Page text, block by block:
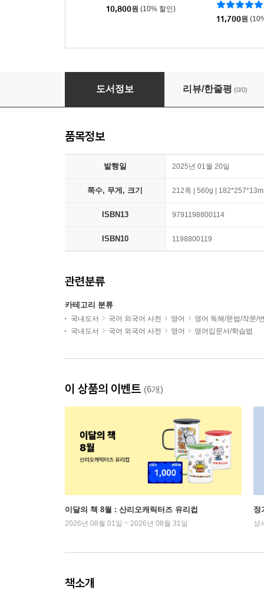
10,800원 (10% 할인)
11,700원
영순법 기초영어 STEP 2
도서정보 리뷰/한줄평 (0/0)
품목정보
발행일 2025년 01월 20일
쪽수, 무게, 크기 212쪽 | 560g |
ISBN13 9791198800114
ISBN10 1198800119
관련분류
카테고리 분류
국내도서 국어 외국어 사전 영어
영어 독해/문법/작문/
국내도서
국어 외국어 사전 영어 영어입문서/학습법
이 상품의 이벤트 (6개)
이달의 책 8월 : 산리오캐릭터즈 유리컵
2026년 08월 01일 ~ 2026년 08월 31일
정
상
책소개